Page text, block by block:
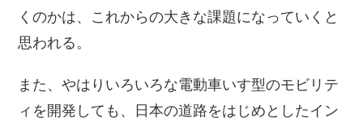
くのかは、これからの大きな課題になっていくと
思われる。
また、やはりいろいろな電動車いす型のモビリテ
ィを開発しても、日本の道路をはじめとしたイン